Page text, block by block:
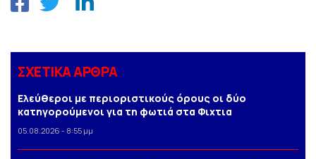
ΣΧΕΤΙΚΑ ΑΡΘΡΑ
Ελεύθεροι με περιοριστικούς όρους οι δύο
κατηγορούμενοι για τη φωτιά στα Φιχτια
05.08.2026 - 8:55 μμ